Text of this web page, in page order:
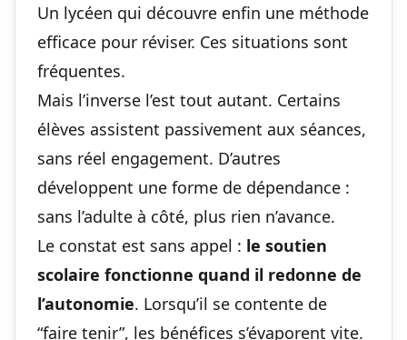
Un lycéen qui découvre enfin une méthode
efficace pour réviser. Ces situations sont
fréquentes.
Mais l’inverse l’est tout autant. Certains
élèves assistent passivement aux séances,
sans réel engagement. D’autres
développent une forme de dépendance :
sans l’adulte à côté, plus rien n’avance.
Le constat est sans appel : le soutien
scolaire fonctionne quand il redonne de
l’autonomie. Lorsqu’il se contente de
“faire tenir”, les bénéfices s’évaporent vite.